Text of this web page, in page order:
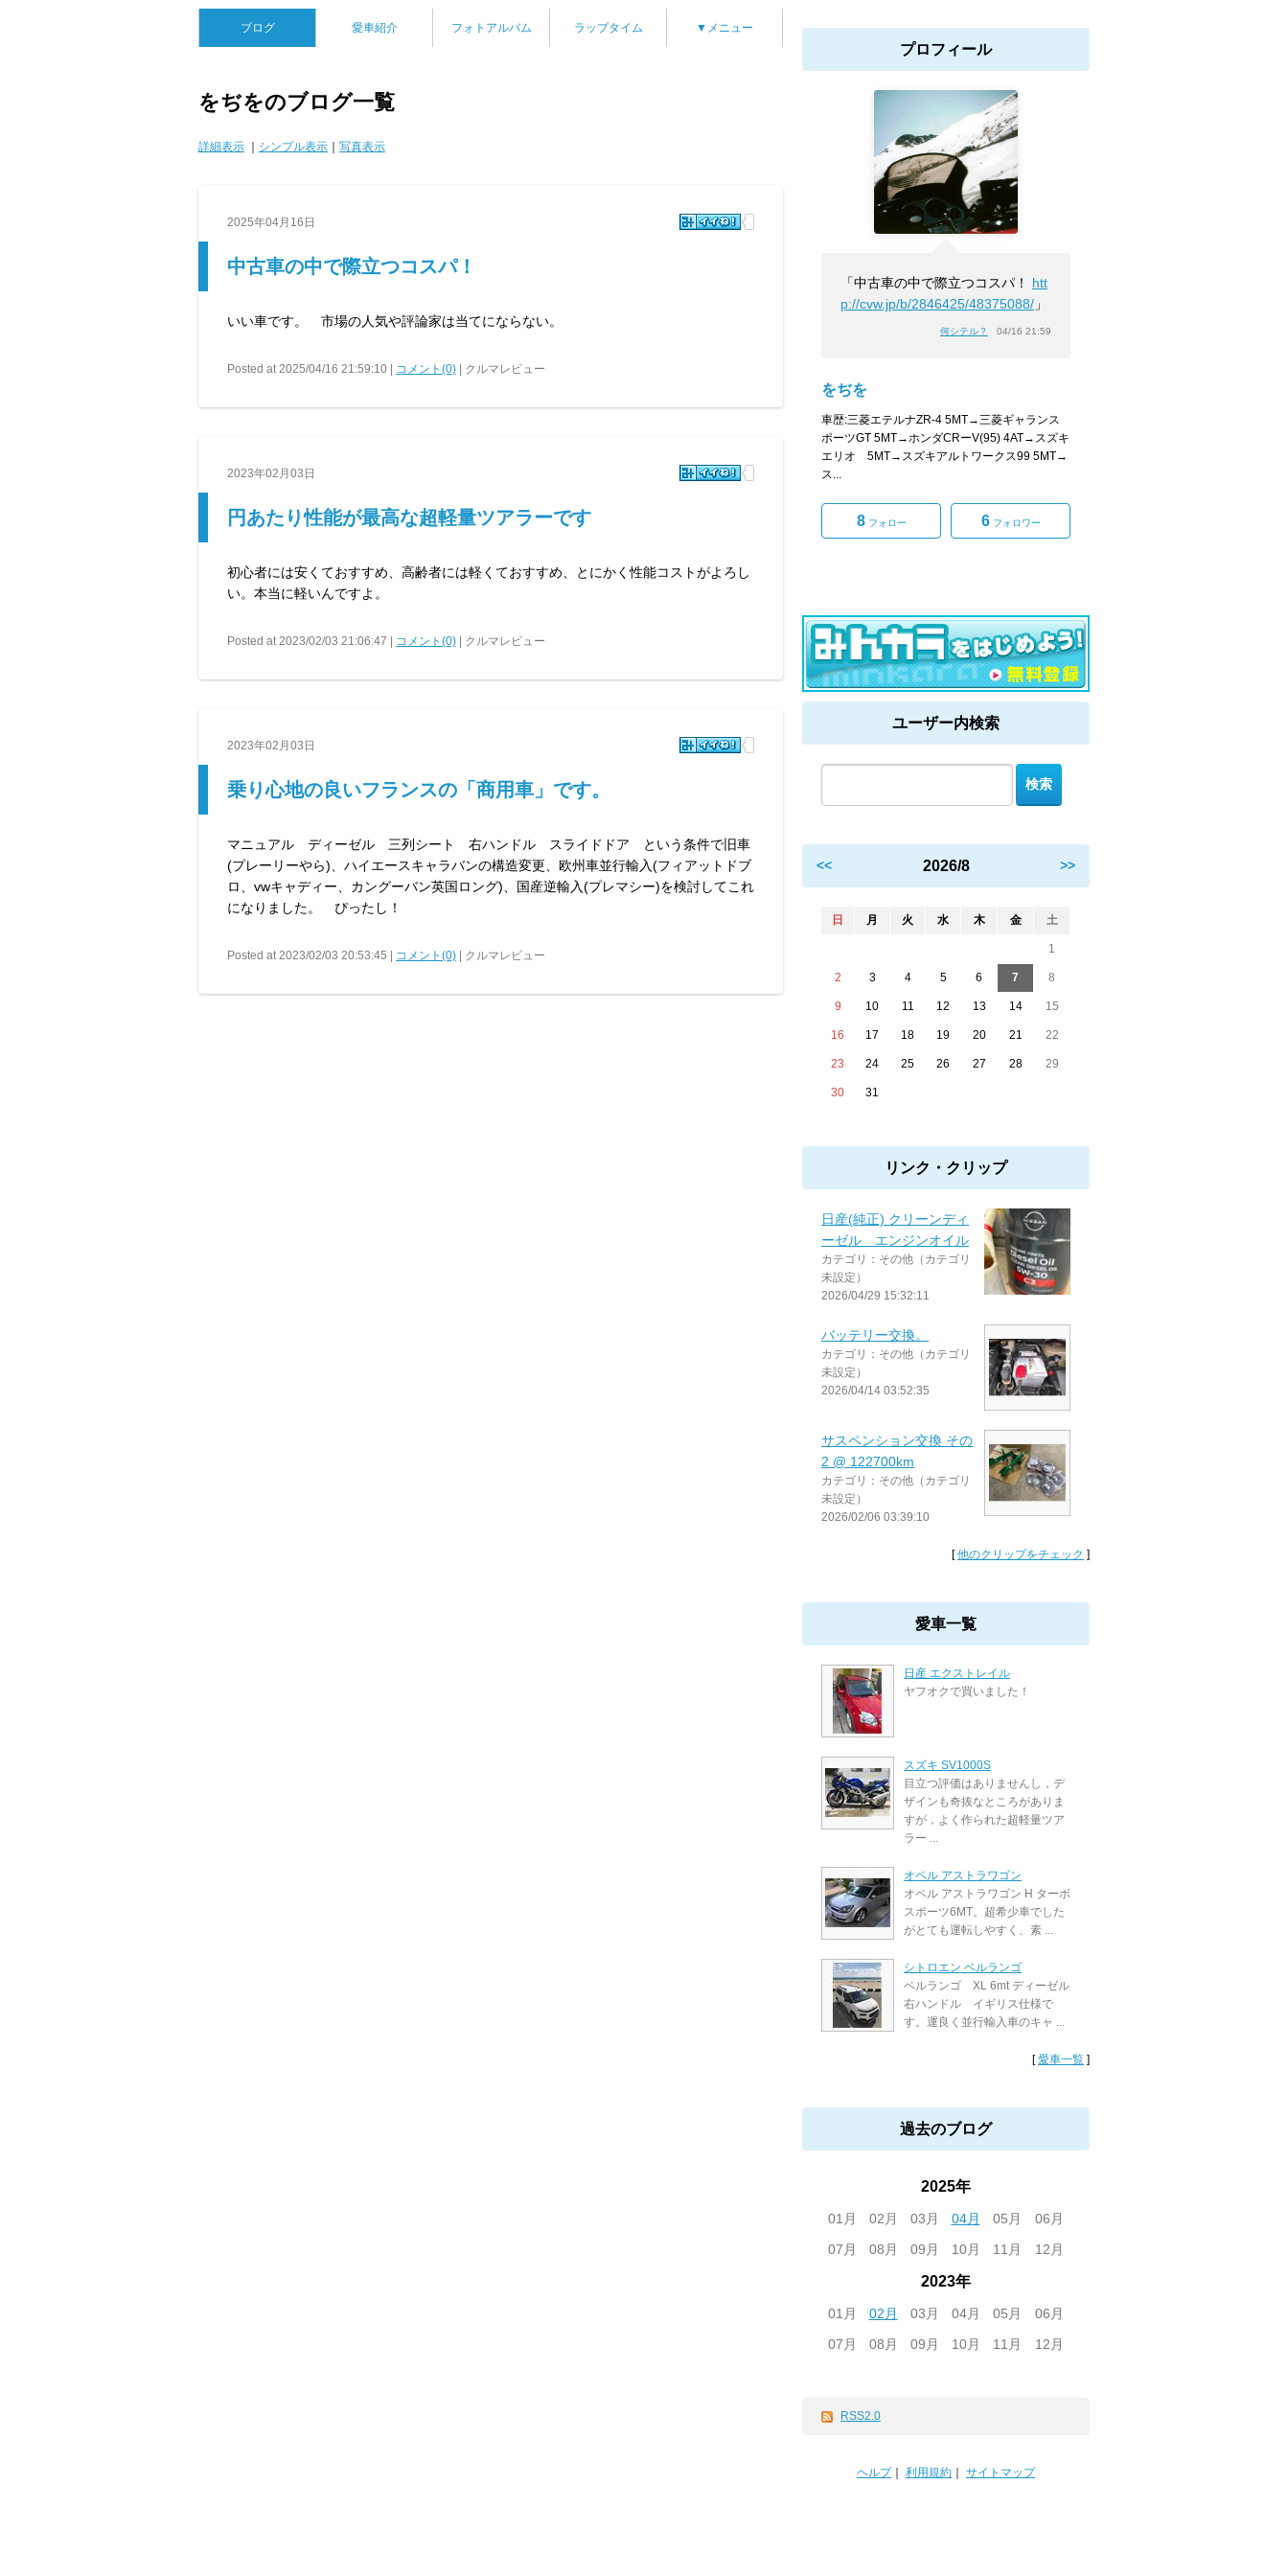
ブログ 愛車紹介 フォトアルバム ラップタイム ▼メニュー
をぢをのブログ一覧
詳細表示 シンプル表示 写真表示
2025年04月16日
中古車の中で際立つコスパ！
いい車です。 市場の人気や評論家は当てにならない。
Posted at 2025/04/16 21:59:10 | コメント(0) | クルマレビュー
2023年02月03日
円あたり性能が最高な超軽量ツアラーです
初心者には安くておすすめ、高齢者には軽くておすすめ、とにかく性能コストがよろし
い。本当に軽いんですよ。
Posted at 2023/02/03 21:06:47 | コメント(0) | クルマレビュー
2023年02月03日
乗り心地の良いフランスの「商用車」です。
マニュアル ディーゼル 三列シート 右ハンドル スライドドア という条件で旧車
(プレーリーやら)、ハイエースキャラバンの構造変更、欧州車並行輸入(フィアットドブ
ロ、vwキャディー、カングーバン英国ロング)、国産逆輸入(プレマシー)を検討してこれ
になりました。 ぴったし！
Posted at 2023/02/03 20:53:45 | コメント(0) | クルマレビュー
プロフィール
「中古車の中で際立つコスパ！ htt
p://cvw.jp/b/2846425/48375088/ 」
何シテル？ 04/16 21:59
をぢを
車歴:三菱エテルナZR-4 5MT→三菱ギャランス
ポーツGT 5MT→ホンダCRーV(95) 4AT→スズキ
エリオ 5MT→スズキアルトワークス99 5MT→
ス...
8フォロー 6フォロワー
ユーザー内検索
<< 2026/8 >>
日 月 火 水 木 金 土
1
2 3 4 5 6 7 8
9 10 11 12 13 14 15
16 17 18 19 20 21 22
23 24 25 26 27 28 29
30 31
リンク・クリップ
日産(純正) クリーンディ
ーゼル エンジンオイル
カテゴリ：その他（カテゴリ
未設定）
2026/04/29 15:32:11
バッテリー交換。
カテゴリ：その他（カテゴリ
未設定）
2026/04/14 03:52:35
サスペンション交換 その
2 @ 122700km
カテゴリ：その他（カテゴリ
未設定）
2026/02/06 03:39:10
[他のクリップをチェック ]
愛車一覧
日産 エクストレイル
ヤフオクで買いました！
スズキ SV1000S
目立つ評価はありませんし，デ
ザインも奇抜なところがありま
すが，よく作られた超軽量ツア
ラー ...
オペル アストラワゴン
オペル アストラワゴン H ターボ
スポーツ6MT。超希少車でした
がとても運転しやすく、素 ...
シトロエン ベルランゴ
ベルランゴ XL 6mt ディーゼル
右ハンドル イギリス仕様で
す。運良く並行輸入車のキャ ...
[愛車一覧 ]
過去のブログ
2025年
01月 02月 03月 04月 05月
06月
07月
08月 09月 10月 11月 12月
2023年
01月 02月 03月 04月 05月
06月
07月
08月 09月 10月 11月 12月
RSS2.0
ヘルプ｜ 利用規約 サイトマップ